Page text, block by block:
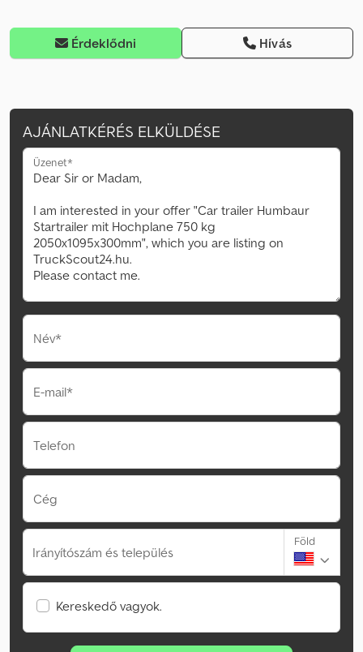
Érdeklődni Hívás
AJÁNLATKÉRÉS ELKÜLDÉSE
Üzenet*
Név*
E-mail*
Telefon
Cég
Irányítószám és település
Föld
Kereskedő vagyok.